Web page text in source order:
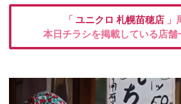
「 ユニクロ 札幌苗穂店 」
本日チラシを掲載している店舗